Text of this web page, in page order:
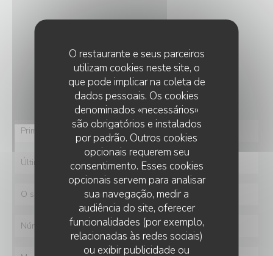
O restaurante e seus parceiros
utilizam cookies neste site, o
que pode implicar na coleta de
dados pessoais. Os cookies
denominados «necessários»
são obrigatórios e instalados
por padrão. Outros cookies
opcionais requerem seu
consentimento. Esses cookies
opcionais servem para analisar
sua navegação, medir a
audiência do site, oferecer
funcionalidades (por exemplo,
relacionadas às redes sociais)
ou exibir publicidade ou
Deseja contactar-nos ?
Preencha o formulário abaixo!